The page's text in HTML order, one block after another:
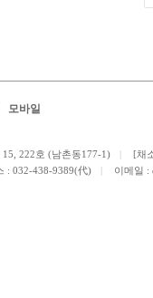
모바일
222호 (남촌동177-1)
|
[채
: 032-438-9389(代) | 이메일 :